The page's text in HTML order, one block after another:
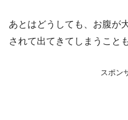
あとはどうしても、お腹が
されて出てきてしまうこと
スポン